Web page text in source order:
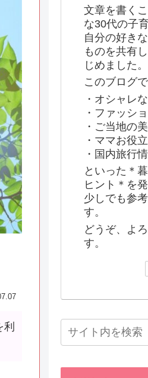
文章を書く
な30代の子
自分の好き
ものを共有
じめました。
このブログで
・オシャレ
・ファッシ
・ご当地の
・ママお役
・国内旅行
といった＊
ヒント＊を
少しでも参
す。
どうぞ、よ
す。